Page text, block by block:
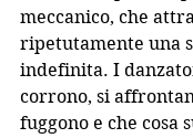
meccanico, che
ripetutamente una
indefinita. I
corrono, si
fuggono e che cosa